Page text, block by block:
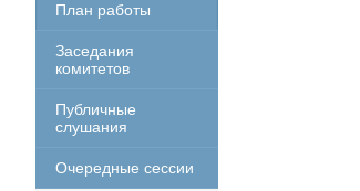
План работы
Заседания
комитетов
Публичные
слушания
Очередные сессии